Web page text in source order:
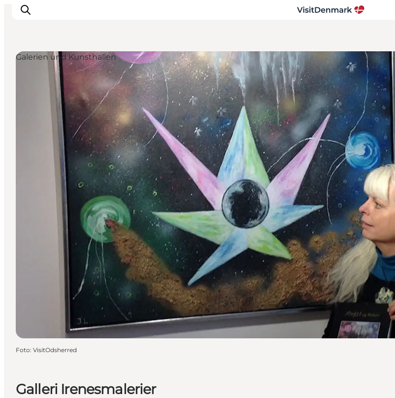
Inspiration
Regionen
Erlebnisse
Unterkünfte
Reiseplanung
Galleri Irenesmalerier
Galerien und Kunsthallen
Foto: VisitOdsherred